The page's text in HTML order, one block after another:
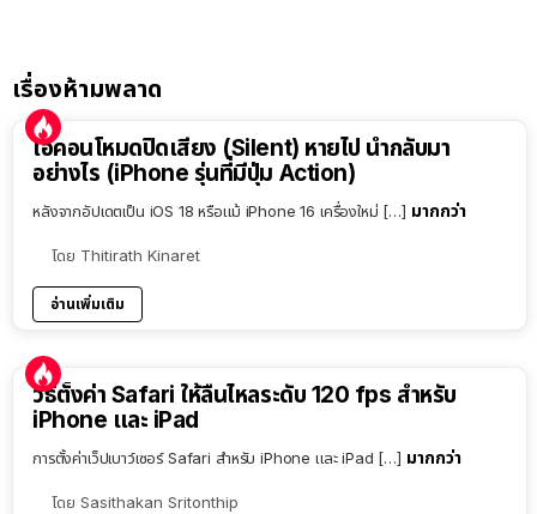
เรื่องห้ามพลาด
ไอคอนโหมดปิดเสียง (Silent) หายไป นำกลับมา
อย่างไร (iPhone รุ่นที่มีปุ่ม Action)
หลังจากอัปเดตเป็น iOS 18 หรือแม้ iPhone 16 เครื่องใหม่ […] มากกว่า
โดย Thitirath Kinaret
อ่านเพิ่มเติม
วิธีตั้งค่า Safari ให้ลื่นไหลระดับ 120 fps สำหรับ
iPhone และ iPad
การตั้งค่าเว็ปเบาว์เซอร์ Safari สำหรับ iPhone และ iPad […] มากกว่า
โดย Sasithakan Sritonthip